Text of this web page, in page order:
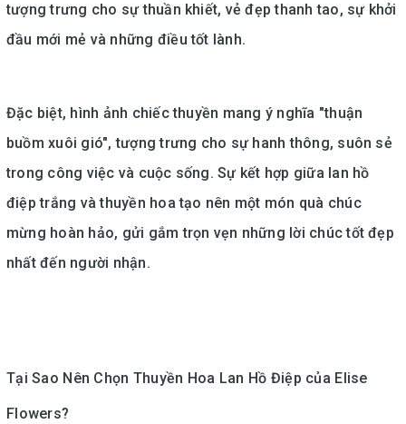
tượng trưng cho sự thuần khiết, vẻ đẹp thanh tao, sự khởi
đầu mới mẻ và những điều tốt lành.
Đặc biệt, hình ảnh chiếc thuyền mang ý nghĩa "thuận
buồm xuôi gió", tượng trưng cho sự hanh thông, suôn sẻ
trong công việc và cuộc sống. Sự kết hợp giữa lan hồ
điệp trắng và thuyền hoa tạo nên một món quà chúc
mừng hoàn hảo, gửi gắm trọn vẹn những lời chúc tốt đẹp
nhất đến người nhận.
Tại Sao Nên Chọn Thuyền Hoa Lan Hồ Điệp của Elise
Flowers?